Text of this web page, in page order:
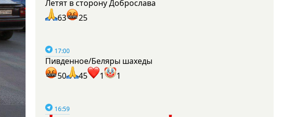
Летят в сторону Доброслава
63
25
17:00
Пивденное/Беляры шахеды
50
45 1 1
16:59